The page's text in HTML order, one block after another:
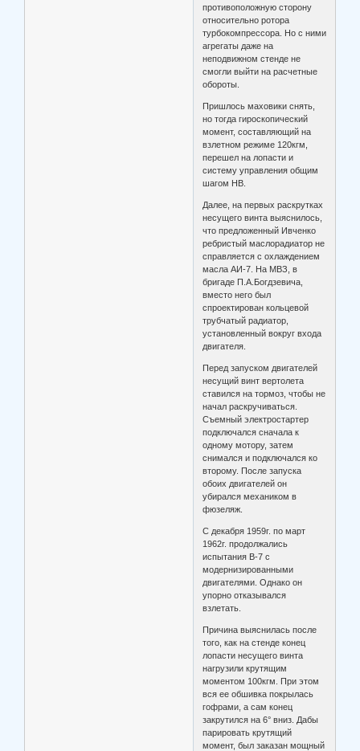
противоположную сторону
относительно ротора
турбокомпрессора. Но с ними
агрегаты даже на
неподвижном стенде не
смогли выйти на расчетные
обороты.
Пришлось маховики снять,
но тогда гироскопический
момент, составляющий на
взлетном режиме 120кгм,
перешел на лопасти и
систему управления общим
шагом НВ.
Далее, на первых раскрутках
несущего винта выяснилось,
что предложенный Ивченко
ребристый маслорадиатор не
справляется с охлаждением
масла АИ-7. На МВЗ, в
бригаде П.А.Богдзевича,
вместо него был
спроектирован кольцевой
трубчатый радиатор,
установленный вокруг входа
двигателя.
Перед запуском двигателей
несущий винт вертолета
ставился на тормоз, чтобы не
начал раскручиваться.
Съемный электростартер
подключался сначала к
одному мотору, затем
снимался и подключался ко
второму. После запуска
обоих двигателей он
убирался механиком в
фюзеляж.
С декабря 1959г. по март
1962г. продолжались
испытания В-7 с
модернизированными
двигателями. Однако он
упорно отказывался
взлетать.
Причина выяснилась после
того, как на стенде конец
лопасти несущего винта
нагрузили крутящим
моментом 100кгм. При этом
вся ее обшивка покрылась
гофрами, а сам конец
закрутился на 6° вниз. Дабы
парировать крутящий
момент, был заказан мощный